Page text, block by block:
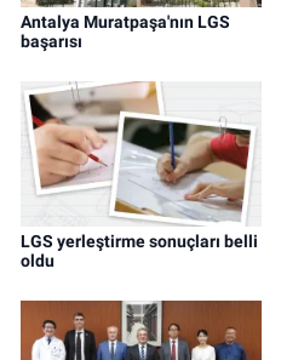
Antalya Muratpaşa'nın LGS
başarısı
LGS yerleştirme sonuçları belli
oldu